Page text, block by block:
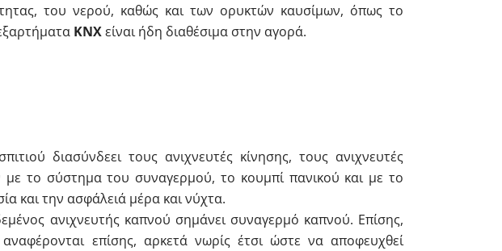
του νερού, καθώς και των ορυκτών καυσίμων, όπως το
KNXείναι ήδη διαθέσιμα στην αγορά.
διασύνδεει τους ανιχνευτές κίνησης, τους ανιχνευτές
το σύστημα του συναγερμού, το κουμπί πανικού και με το
και την ασφάλειά μέρα και νύχτα.
ανιχνευτής καπνού σημάνει συναγερμό καπνού. Επίσης,
επίσης, αρκετά νωρίς έτσι ώστε να αποφευχθεί